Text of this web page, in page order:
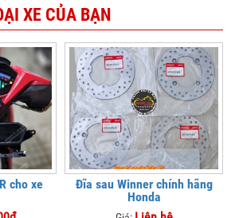
XE CỦA BẠN
cho xe
Đĩa sau Winner chính hãng
Honda